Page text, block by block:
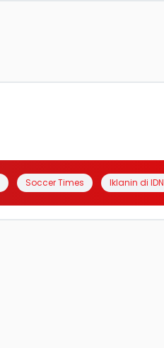
Soccer Times Iklanin di IDN